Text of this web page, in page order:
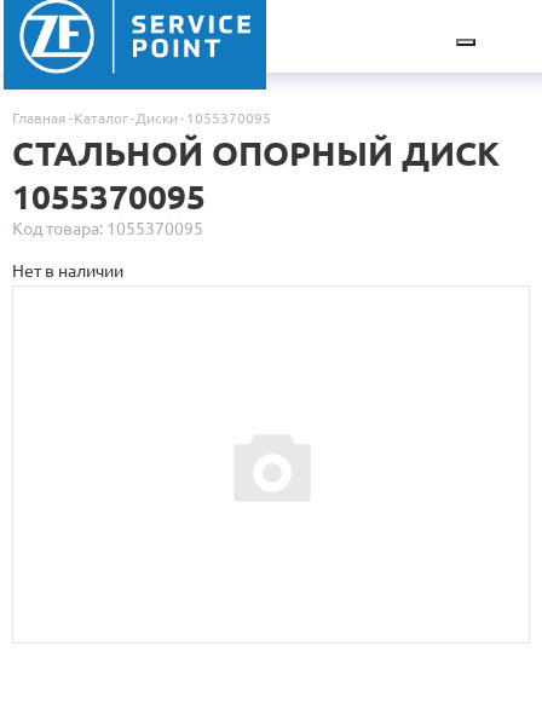
Главная Каталог Диски 1055370095
СТАЛЬНОЙ ОПОРНЫЙ ДИСК
1055370095
Код товара: 1055370095
Нет в наличии